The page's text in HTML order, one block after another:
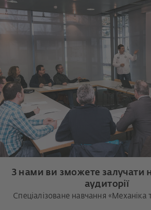
З нами ви зможете залучати
аудиторії
Спеціалізоване навчання «Механіка